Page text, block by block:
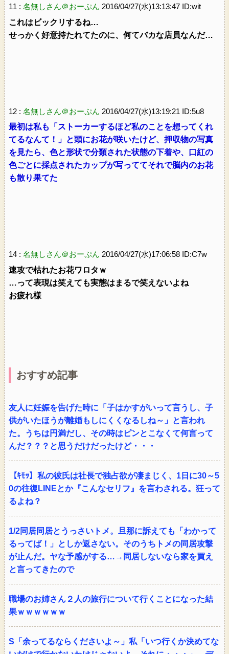
11 : 名無しさん＠おーぷん 2016/04/27(水)13:13:47 ID:wit
これはビックリするね…
せっかく好意持たれてたのに、何てバカな店員なんだ…
12 : 名無しさん＠おーぷん 2016/04/27(水)13:19:21 ID:5u8
最初は私も「ストーカーするほど私のことを想ってくれ
てるなんて！」と頭にお花が咲いたけど、押収物の写真
を見たら、色と形状で分類された状態の下着や、口紅の
色ごとに採点されたカップが写っててそれで脳内のお花
も散り果てた
14 : 名無しさん＠おーぷん 2016/04/27(水)17:06:58 ID:C7w
速攻で枯れたお花ワロタｗ
…って表現は笑えても実態はまるで笑えないよね
お疲れ様
おすすめ記事
友人に妊娠を告げた時に「子はかすがいって言うし、子
供がいたほうが離婚もしにくくなるしね～」と言われ
た。うちは円満だし、その時はピンとこなくて何言って
んだ？？？と思うだけだったけど・・・
【ｷﾓｯ】私の彼氏は社長で独占欲が凄まじく、1日に30～5
0の往復LINEとか『こんなセリフ』を言わされる。狂って
るよね？
1/2同居同居とうっさいトメ。旦那に訴えても「わかって
るってば！」としか返さない。そのうちトメの同居攻撃
が止んだ。ヤな予感がする…→同居しないなら家を買え
と言ってきたので
職場のお姉さん２人の旅行について行くことになった結
果ｗｗｗｗｗｗ
S「余ってるならくださいよ～」私「いつ行くか決めてな